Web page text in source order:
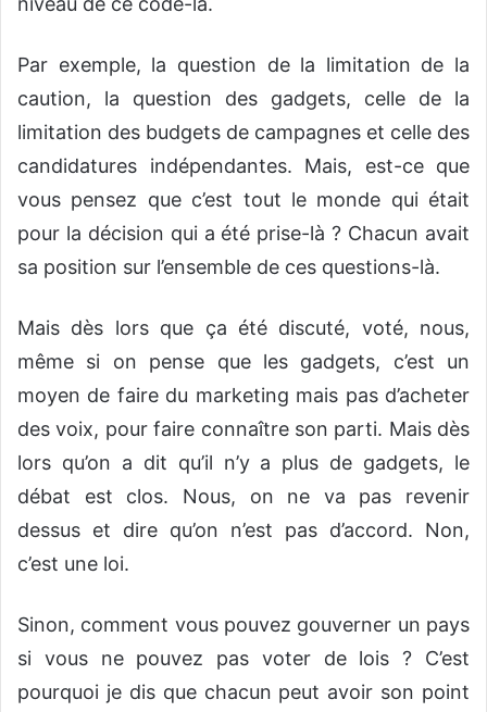
Par exemple, la question de la limitation de la
caution, la question des gadgets, celle de la
limitation des budgets de campagnes et celle des
candidatures indépendantes. Mais, est-ce que
vous pensez que c’est tout le monde qui était
pour la décision qui a été prise-là ? Chacun avait
sa position sur l’ensemble de ces questions-là.
Mais dès lors que ça été discuté, voté, nous,
même si on pense que les gadgets, c’est un
moyen de faire du marketing mais pas d’acheter
des voix, pour faire connaître son parti. Mais dès
lors qu’on a dit qu’il n’y a plus de gadgets, le
débat est clos. Nous, on ne va pas revenir
dessus et dire qu’on n’est pas d’accord. Non,
c’est une loi.
Sinon, comment vous pouvez gouverner un pays
si vous ne pouvez pas voter de lois ? C’est
pourquoi je dis que chacun peut avoir son point